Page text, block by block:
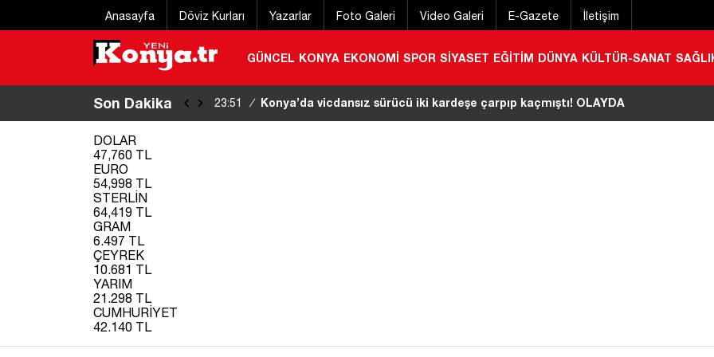
Anasayfa Döviz Kurları Yazarlar Foto Galeri Video Galeri E-Gazete İletişim
GÜNCEL KONYA EKONOMİ SPOR SİYASET EĞİTİM DÜNYA KÜLTÜR-SANAT
Son Dakika 22:48 / 6 gündür kayıp yaşlı adamın Berke Barajı’nda cansız bedeni
DOLAR
47,760 TL
EURO
54,998 TL
STERLİN
64,419 TL
GRAM
6.497 TL
ÇEYREK
10.681 TL
YARIM
21.298 TL
CUMHURİYET
42.140 TL